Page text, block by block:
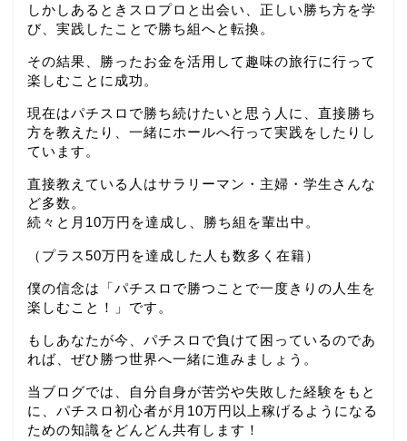
しかしあるときスロプロと出会い、正しい勝ち方を学
び、実践したことで勝ち組へと転換。
その結果、勝ったお金を活用して趣味の旅行に行って
楽しむことに成功。
現在はパチスロで勝ち続けたいと思う人に、直接勝ち
方を教えたり、一緒にホールへ行って実践をしたりし
ています。
直接教えている人はサラリーマン・主婦・学生さんな
ど多数。
続々と月10万円を達成し、勝ち組を輩出中。
（プラス50万円を達成した人も数多く在籍）
僕の信念は「パチスロで勝つことで一度きりの人生を
楽しむこと！」です。
もしあなたが今、パチスロで負けて困っているのであ
れば、ぜひ勝つ世界へ一緒に進みましょう。
当ブログでは、自分自身が苦労や失敗した経験をもと
に、パチスロ初心者が月10万円以上稼げるようになる
ための知識をどんどん共有します！